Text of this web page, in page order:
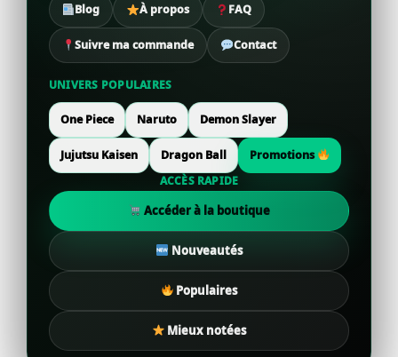
Blog À propos FAQ
Suivre ma commande Contact
UNIVERS POPULAIRES
One Piece Naruto Demon Slayer
Jujutsu Kaisen Dragon Ball
Promotions
ACCÈS RAPIDE
Accéder à la boutique
Nouveautés
Populaires
Mieux notées